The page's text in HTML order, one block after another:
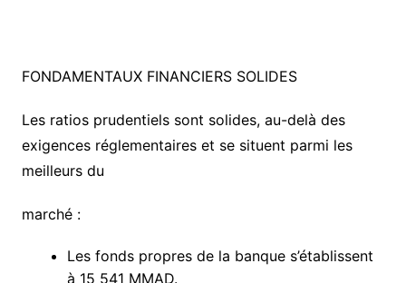
FONDAMENTAUX FINANCIERS SOLIDES
Les ratios prudentiels sont solides, au-delà des
exigences réglementaires et se situent parmi les
meilleurs du
marché :
Les fonds propres de la banque s’établissent
à 15 541 MMAD.